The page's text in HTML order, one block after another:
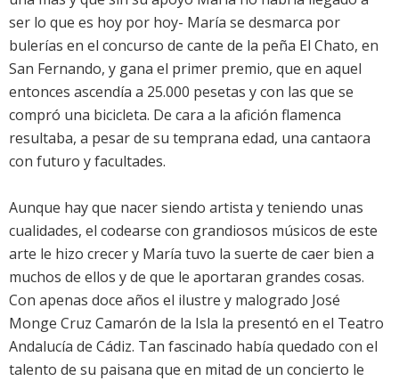
ser lo que es hoy por hoy- María se desmarca por
bulerías en el concurso de cante de la peña El Chato, en
San Fernando, y gana el primer premio, que en aquel
entonces ascendía a 25.000 pesetas y con las que se
compró una bicicleta. De cara a la afición flamenca
resultaba, a pesar de su temprana edad, una cantaora
con futuro y facultades.
Aunque hay que nacer siendo artista y teniendo unas
cualidades, el codearse con grandiosos músicos de este
arte le hizo crecer y María tuvo la suerte de caer bien a
muchos de ellos y de que le aportaran grandes cosas.
Con apenas doce años el ilustre y malogrado José
Monge Cruz Camarón de la Isla la presentó en el Teatro
Andalucía de Cádiz. Tan fascinado había quedado con el
talento de su paisana que en mitad de un concierto le